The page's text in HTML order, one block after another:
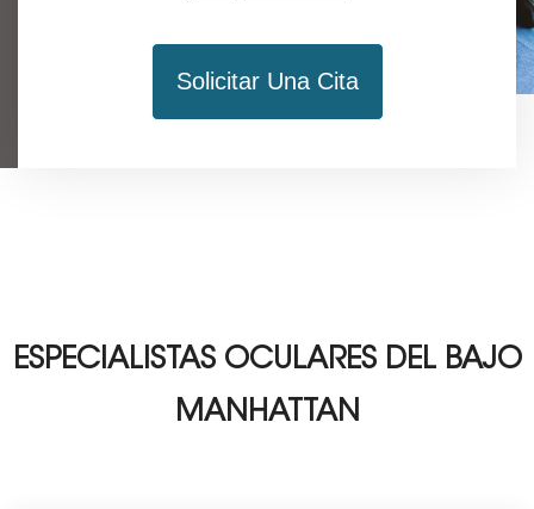
Solicitar Una Cita
ESPECIALISTAS OCULARES DEL BAJO
MANHATTAN